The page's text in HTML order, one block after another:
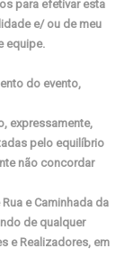
para efetivar esta
e/ ou de meu
equipe.
do evento,
expressamente,
pelo equilíbrio
não concordar
e Caminhada da
de qualquer
e Realizadores, em